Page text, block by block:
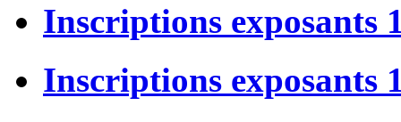
Inscriptions exposants
Inscriptions exposants